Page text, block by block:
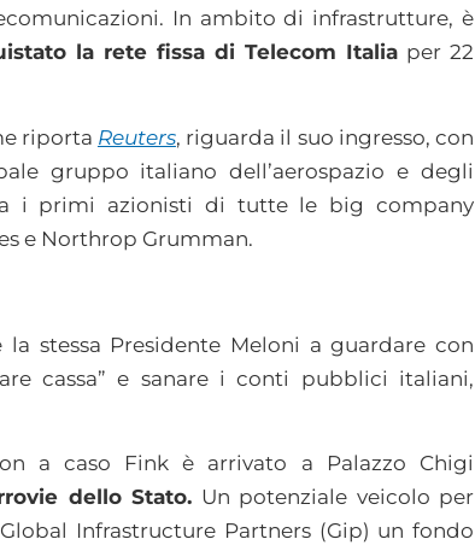
In ambito di infrastrutture, è
la rete fissa di Telecom Italia per 22
riporta Reuters, riguarda il suo ingresso, con
gruppo italiano dell’aerospazio e degli
i primi azionisti di tutte le big company
e Northrop Grumman.
stessa Presidente Meloni a guardare con
cassa” e sanare i conti pubblici italiani,
a caso Fink è arrivato a Palazzo Chigi
dello Stato. Un potenziale veicolo per
Infrastructure Partners (Gip) un fondo